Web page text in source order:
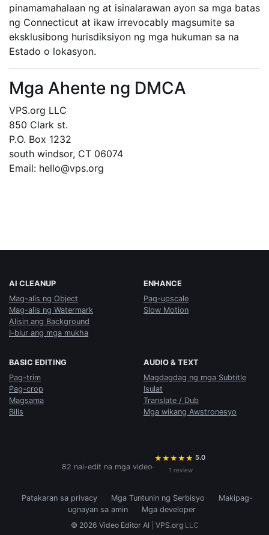
pinamamahalaan ng at isinalarawan ayon sa mga batas
ng Connecticut at ikaw irrevocably magsumite sa
eksklusibong hurisdiksiyon ng mga hukuman sa na
Estado o lokasyon.
Mga Ahente ng DMCA
VPS.org LLC
850 Clark st.
P.O. Box 1232
south windsor, CT 06074
Email: hello@vps.org
AI CLEANUP
Mag-alis ng Object
Mag-alis ng Watermark
Alisin ang Background
I-blur ang mga mukha
ENHANCE
Pag-upscale
Slow Motion
BASIC EDITING
Pag-trim
Pag-crop
Magsama
Bilis
AUDIO & TEXT
Magdagdag ng mga Subtitle
Isulat
Translate / Dub
Mga wikang Awstronesyo
82 nai-edit na mga video·
★ ★ ★ ★ ★ 5.0
1 review
Patakaran sa privacy Mga Tuntunin ng Serbisyo
Makipag-
ugnayan sa amin
Mga developer
© 2026 Video Editor AI
VPS.orgLLC